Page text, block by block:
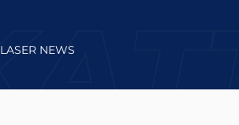
LASER NEWS